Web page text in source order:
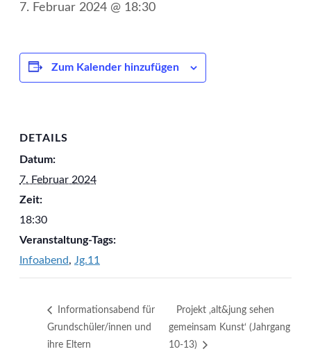
7. Februar 2024 @ 18:30
Zum Kalender hinzufügen
DETAILS
Datum:
7. Februar 2024
Zeit:
18:30
Veranstaltung-Tags:
Infoabend, Jg.11
Informationsabend für
Grundschüler/innen und
ihre Eltern
Projekt ‚alt&jung sehen
gemeinsam Kunst‘ (Jahrgang
10-13)